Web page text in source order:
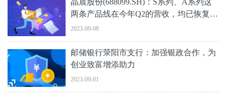
晶晨股份(688099.SH)：S系列、A系列这
两条产品线在今年Q2的营收，均已恢复到
2022年第二季度的6~7成水平
2023-09-08
邮储银行荥阳市支行：加强银政合作，为
创业致富增添助力
2023-09-01